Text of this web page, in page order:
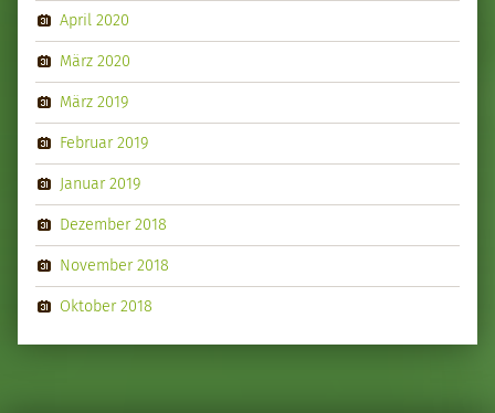
April 2020
März 2020
März 2019
Februar 2019
Januar 2019
Dezember 2018
November 2018
Oktober 2018